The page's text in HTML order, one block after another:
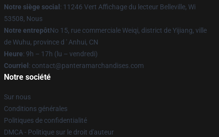
Notre siège social : 11246 Vert Affichage du lecteur Belleville, Wi
53508, Nous
Notre entrepôtNo 15, rue commerciale Weiqi, district de Yijiang, ville
de Wuhu, province d ' Anhui, CN
Heure: 9h – 17h (lu – vendredi)
Courriel : contact@panteramarchandises.com
Notre société
Sur nous
Conditions générales
Politiques de confidentialité
DMCA - Politique sur le droit d'auteur